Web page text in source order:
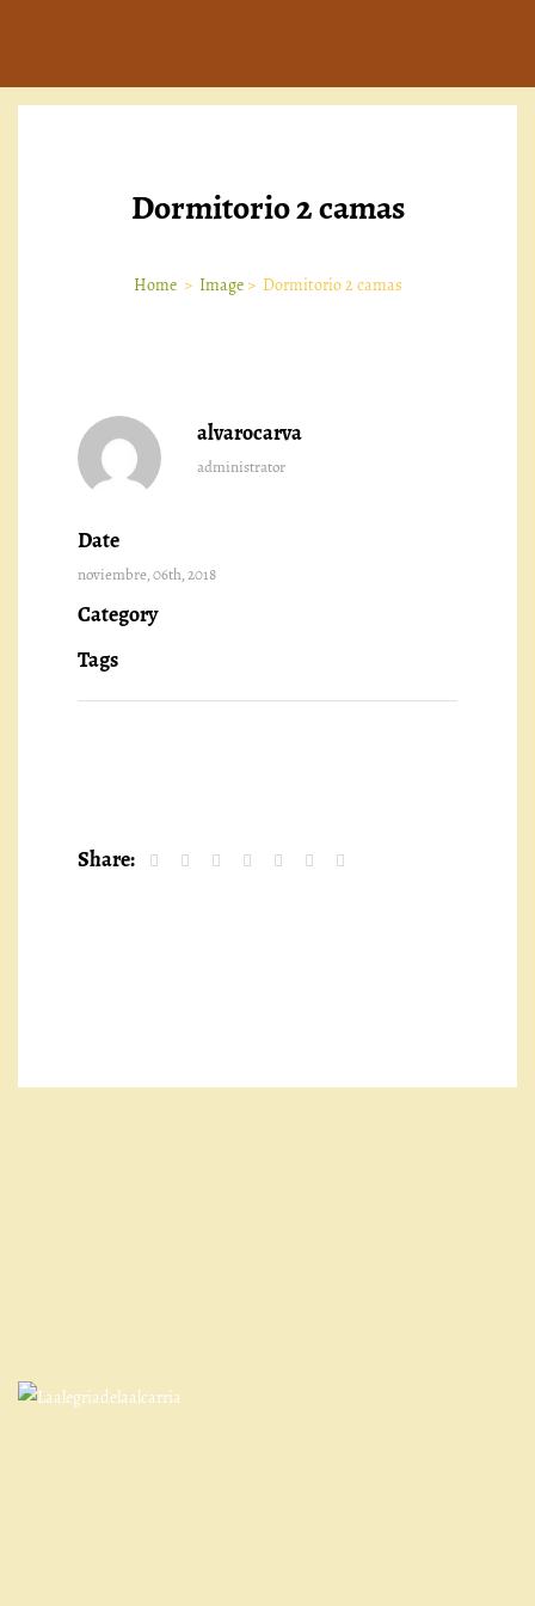
Dormitorio 2 camas
Home > Image> Dormitorio 2 camas
alvarocarva
administrator
Date
noviembre, 06th, 2018
Category
Tags
Share: